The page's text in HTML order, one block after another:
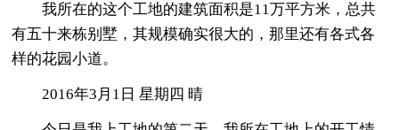
我所在的这个工地的建筑面积是11万平方米，总共
有五十来栋别墅，其规模确实很大的，那里还有各式各
样的花园小道。
2016年3月1日 星期四 晴